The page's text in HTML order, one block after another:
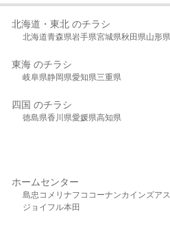
北海道・東北 のチラシ
北海道青森県岩手県宮城県秋田県山形県
東海 のチラシ
岐阜県静岡県愛知県三重県
四国 のチラシ
徳島県香川県愛媛県高知県
ホームセンター
島忠 コメリ ナフコ コーナンカインズア
ジョイフル本田